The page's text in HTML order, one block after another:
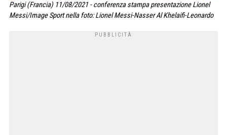
Parigi (Francia) 11/08/2021 - conferenza stampa presentazione Lionel
Messi/Image Sport nella foto: Lionel Messi-Nasser Al Khelaifi-Leonardo